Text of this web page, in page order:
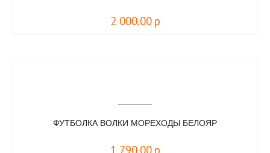
2 000.00 р
ФУТБОЛКА ВОЛКИ МОРЕХОДЫ БЕЛОЯР
1 790.00 р